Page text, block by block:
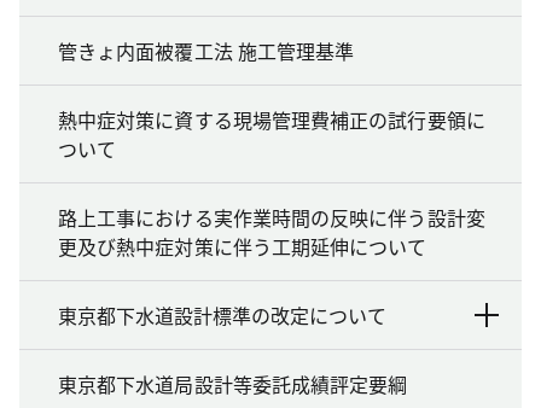
管きょ内面被覆工法 施工管理基準
熱中症対策に資する現場管理費補正の試行要領に
ついて
路上工事における実作業時間の反映に伴う設計変
更及び熱中症対策に伴う工期延伸について
東京都下水道設計標準の改定について
東京都下水道局設計等委託成績評定要綱